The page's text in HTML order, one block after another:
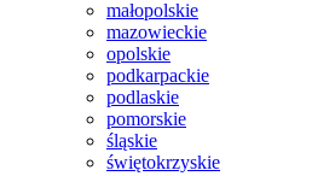
małopolskie
mazowieckie
opolskie
podkarpackie
podlaskie
pomorskie
śląskie
świętokrzyskie